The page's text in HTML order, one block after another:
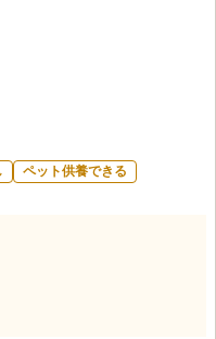
ペット供養できる